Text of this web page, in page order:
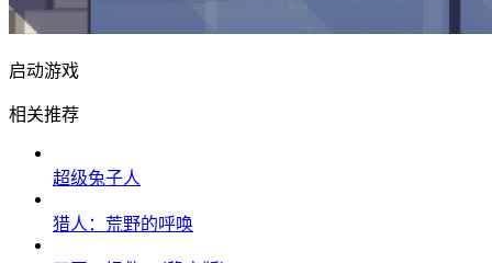
启动游戏
相关推荐
超级兔子人
猎人：荒野的呼唤